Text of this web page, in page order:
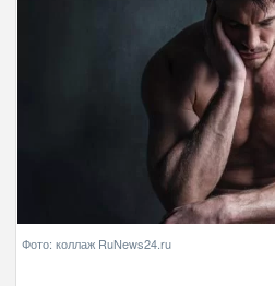
Фото: коллаж RuNews24.ru